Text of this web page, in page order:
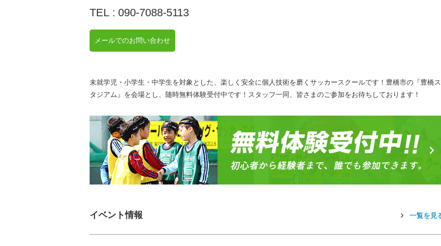
TEL : 090-7088-5113
メールでのお問い合わせ
未就学児・小学生・中学生を対象とした、楽しく安全に個人技術を磨くサッカースクールです！豊橋市の『豊橋ス
タジアム』を会場とし、随時無料体験受付中です！スタッフ一同、皆さまのご参加をお待ちしております！
イベント情報 一覧を見